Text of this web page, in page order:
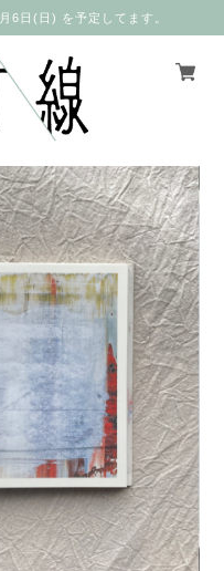
6日(日) を予定してます。